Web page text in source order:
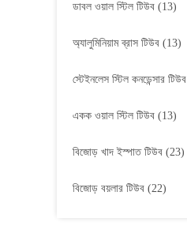
ডাবল ওয়াল স্টিল টিউব (13)
অ্যালুমিনিয়াম ব্রাস টিউব (13)
স্টেইনলেস স্টিল কনডেন্সার টিউব
একক ওয়াল স্টিল টিউব (13)
বিজোড় খাদ ইস্পাত টিউব (23)
বিজোড় বয়লার টিউব (22)